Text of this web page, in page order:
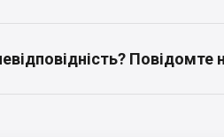
Повідомте